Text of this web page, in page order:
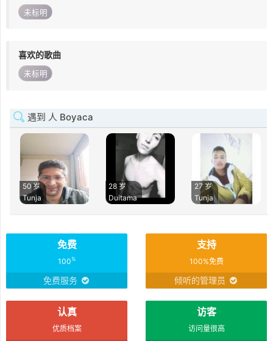
未标明
喜欢的歌曲
未标明
遇到 人 Boyaca
50 岁
Tunja
28 岁
Duitama
27 岁
Tunja
免费
100%
免费服务
支持
100%免费
倾听的管理员
认真
优质档案
访客
访问量很高